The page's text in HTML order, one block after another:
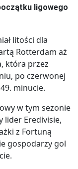
ligowego
litości dla
Rotterdam aż
która przez
po czerwonej
minucie.
w tym sezonie
lider Eredivisie,
z Fortuną
gospodarzy gol